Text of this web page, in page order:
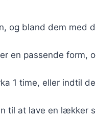
og bland dem med
en passende form,
1 time, eller indtil
til at lave en lækker